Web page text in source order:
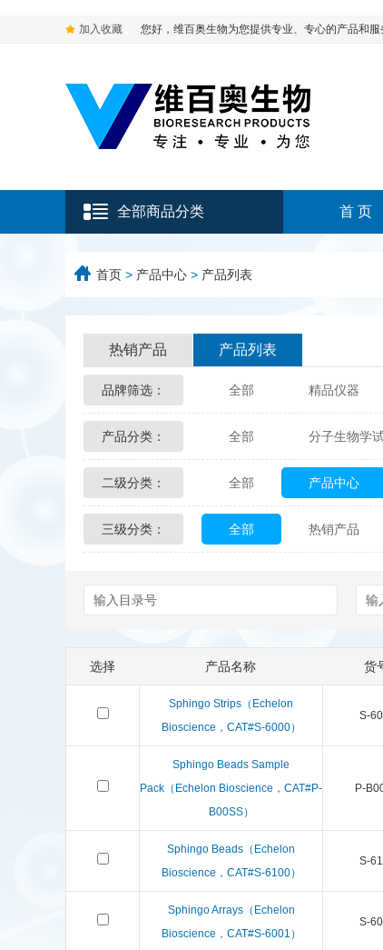
加入收藏 您好，维百奥生物为您提供专业、专心的产品和服
全部商品分类 首 页
首页 > 产品中心 > 产品列表
热销产品 产品列表
品牌筛选： 全部 精品仪器
Glycon Biochem
Echelon Biosciences
Affinity Biologicals
Berry & Associates
LGC Maine Standards
Abbexa
产品分类： 全部 分子生物学
化学及生物化学试剂
二级分类： 全部 产品中心
配送方式 售后服务
三级分类： 全部 热销产品
选择 产品名称 货
Sphingo Strips（Echelon
Bioscience，CAT#S-6000）
S-
Sphingo Beads Sample
Pack（Echelon Bioscience，CAT#P-
B00SS）
P-
Sphingo Beads（Echelon
Bioscience，CAT#S-6100）
S-
Sphingo Arrays（Echelon
Bioscience，CAT#S-6001）
S-